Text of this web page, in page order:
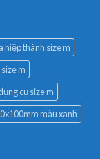
hiệp thành size m
m
cụ size m
màu xanh